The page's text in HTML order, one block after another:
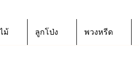
ม้ ลูกโป่ง พวงหรีด